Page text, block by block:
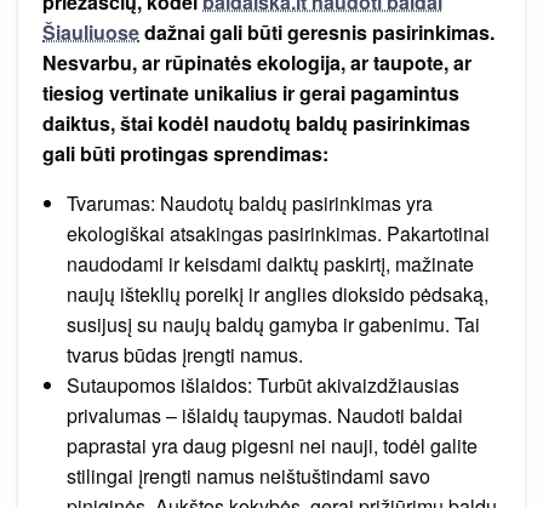
Šiauliuosedažnai gali būti geresnis pasirinkimas.
Nesvarbu, ar rūpinatės ekologija, ar taupote, ar
tiesiog vertinate unikalius ir gerai pagamintus
daiktus, štai kodėl naudotų baldų pasirinkimas
gali būti protingas sprendimas:
Tvarumas: Naudotų baldų pasirinkimas yra
ekologiškai atsakingas pasirinkimas. Pakartotinai
naudodami ir keisdami daiktų paskirtį, mažinate
naujų išteklių poreikį ir anglies dioksido pėdsaką,
susijusį su naujų baldų gamyba ir gabenimu. Tai
tvarus būdas įrengti namus.
Sutaupomos išlaidos: Turbūt akivaizdžiausias
privalumas – išlaidų taupymas. Naudoti baldai
paprastai yra daug pigesni nei nauji, todėl galite
stilingai įrengti namus neištuštindami savo